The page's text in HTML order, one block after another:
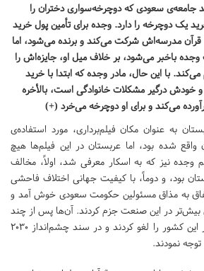
جامعه‌ی سعودی که دوچرخه‌سواری دختران را
یک دوچرخه را دارد. وجده برای تأمین پول خرید
مدرسه‌اش شرکت می‌کند و برنده می‌شود، اما
باخبر می‌شود، بر خلاف میل او، جایزه‌اش را
با این حال، مادر وجده که ابتدا با خرید
خودش درگیر مشکلات خانوادگی است، بالأخره
می‌کند و برای او دوچرخه می‌خرد (+)
به عنوان مکان فیلم‌برداری، مورد استفاده‌ی
شده بود، اما عربستان در این فیلم‌ها هیچ
نیز که به اسکار معرفی شد، اولاً، مخالف
بود، و دوماً، با کیفیت جهانی اختلاف فاحشی
به مذاق مسئولین حکومت سعودی خوش آمد و
بیش‌تر در این صنعت جزم کردند. آن‌ها پس از چند
دهه، ممنوعیت سینماها در این کشور را لغو کردند و در سند چشم‌انداز ۲۰۳۰
نمودند.